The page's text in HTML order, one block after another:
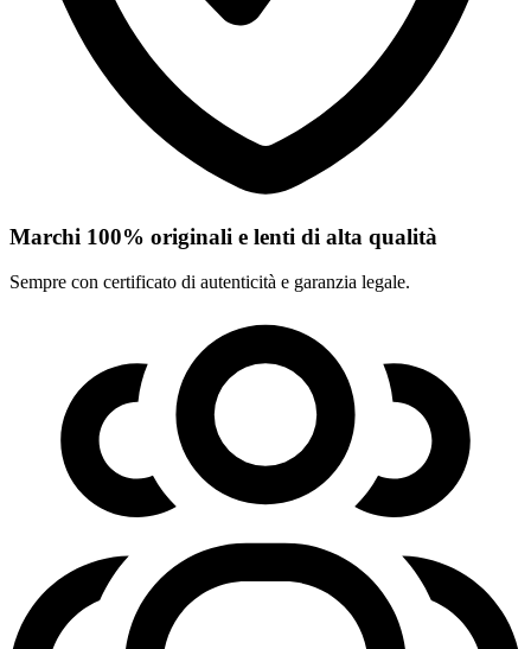
Marchi 100% originali e lenti di alta qualità
Sempre con certificato di autenticità e garanzia legale.